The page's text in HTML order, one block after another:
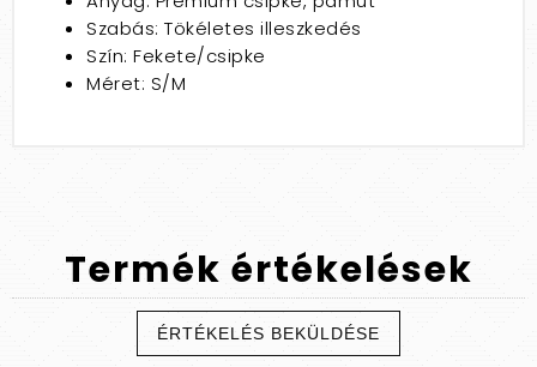
Szabás: Tökéletes illeszkedés
Szín: Fekete/csipke
Méret: S/M
Termék értékelések
ÉRTÉKELÉS BEKÜLDÉSE